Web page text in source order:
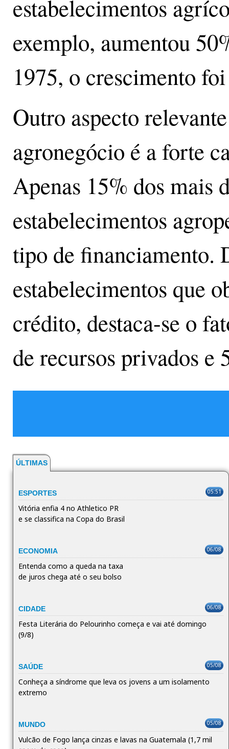
estabelecimentos
exemplo, aumentou
1975, o crescimento
Outro aspecto
agronegócio é a forte
Apenas 15% dos mais
estabelecimentos
tipo de financiamento.
estabelecimentos que
crédito, destaca-se o
de recursos privados e
ÚLTIMAS
ESPORTES 05:51
Vitória enfia 4 no Athletico PR
e se classifica na Copa do Brasil
ECONOMIA 06/08
Entenda como a queda na taxa
de juros chega até o seu bolso
CIDADE 06/08
Festa Literária do Pelourinho começa e vai até domingo
(9/8)
SAÚDE 05/08
Conheça a síndrome que leva os jovens a um isolamento
extremo
MUNDO 05/08
Vulcão de Fogo lança cinzas e lavas na Guatemala (1,7 mil